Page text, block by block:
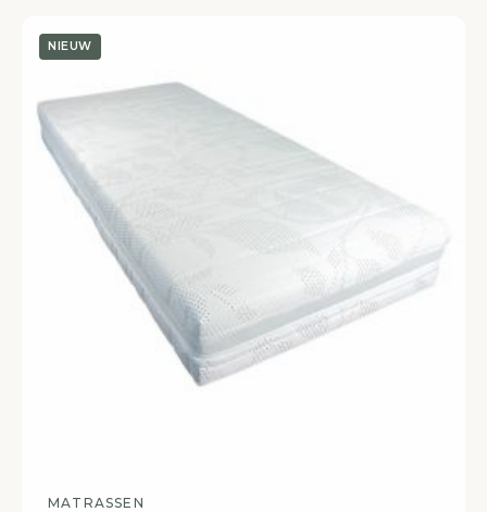
NIEUW
MATRASSEN